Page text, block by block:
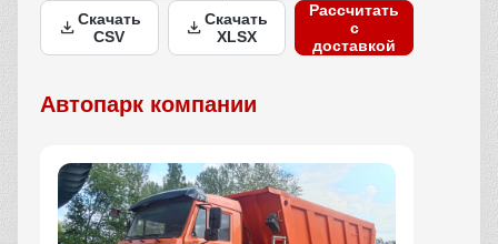
Скачать
CSV
Скачать
XLSX
Рассчитать
с
доставкой
Автопарк компании